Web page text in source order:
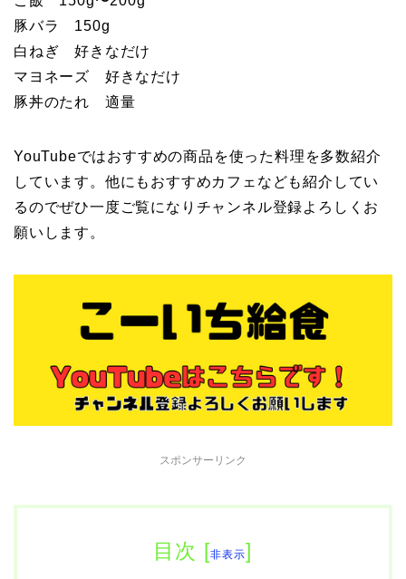
豚バラ 150g
白ねぎ 好きなだけ
マヨネーズ 好きなだけ
豚丼のたれ 適量
YouTubeではおすすめの商品を使った料理を多数紹介
しています。他にもおすすめカフェなども紹介してい
るのでぜひ一度ご覧になりチャンネル登録よろしくお
願いします。
スポンサーリンク
目次 [非表示]